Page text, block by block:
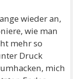
wieder an,
wie man
mehr so
Druck
mich